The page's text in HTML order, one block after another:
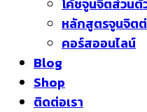
โค้ชจูนจิตส่วนตั
หลักสูตรจูนจิตต่
คอร์สออนไลน์
Blog
Shop
ติดต่อเรา